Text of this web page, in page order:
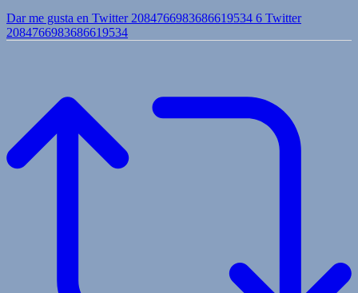
Dar me gusta en Twitter 2084766983686619534 6 Twitter
2084766983686619534